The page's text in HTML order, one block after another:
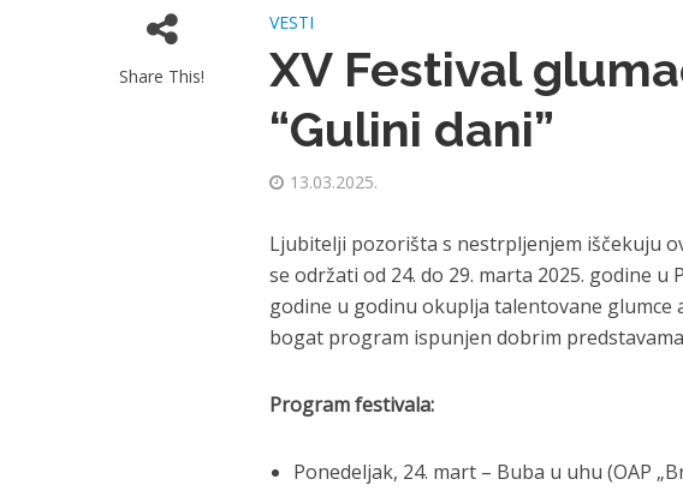
Share This!
VESTI
XV Festival
“Gulini dani”
13.03.2025.
Ljubitelji pozorišta s nestrpljenjem iščekuju
se održati od 24. do 29. marta 2025. godine
godine u godinu okuplja talentovane
bogat program ispunjen dobrim
Program festivala:
Ponedeljak, 24. mart – Buba u uhu (OAP